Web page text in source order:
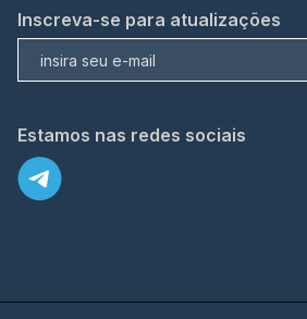
Inscreva-se para atualizações
Estamos nas redes sociais